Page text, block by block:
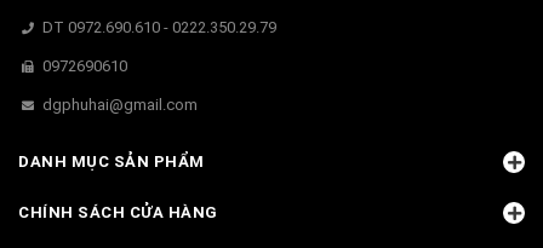
DT 0972.690.610 - 0222.350.29.79
0972690610
dgphuhai@gmail.com
DANH MỤC SẢN PHẨM
CHÍNH SÁCH CỬA HÀNG